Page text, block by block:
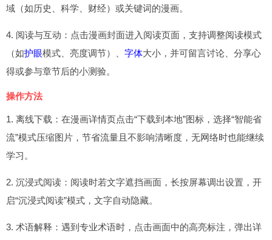
域（如历史、科学、财经）或关键词的漫画。
4. 阅读与互动：点击漫画封面进入阅读页面，支持调整阅读模式
（如护眼模式、亮度调节）、 字体大小，并可留言讨论、分享心
得或参与章节后的小测验。
操作方法
1. 离线下载：在漫画详情页点击“下载到本地”图标，选择“智能省
流”模式压缩图片，节省流量且不影响清晰度，无网络时也能继续
学习。
2. 沉浸式阅读：阅读时若文字遮挡画面，长按屏幕调出设置，开
启“沉浸式阅读”模式，文字自动隐藏。
3. 术语解释：遇到专业术语时，点击画面中的高亮标注，弹出详